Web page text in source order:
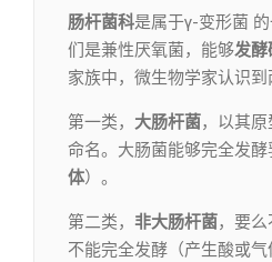
肠杆菌科是属于γ-变形菌
们是兼性厌氧菌，能够发酵
家族中，微生物学家认识到
第一类， 大肠杆菌，以其
命名。大肠菌能够完全发
体）。
第二类， 非大肠杆菌，要
不能完全发酵（产生酸或